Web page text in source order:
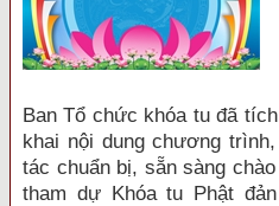
Ban Tổ chức khóa tu đã
khai nội dung chương
tác chuẩn bị, sẵn sàng
tham dự Khóa tu Phật